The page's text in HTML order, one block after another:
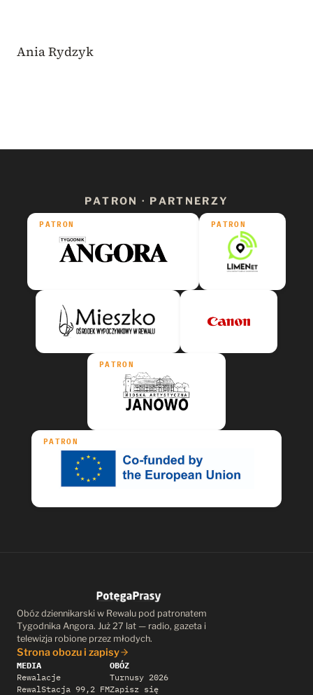
Ania Rydzyk
PATRON · PARTNERZY
PATRON PATRON
PATRON
PATRON
Obóz dziennikarski w Rewalu pod patronatem
Tygodnika Angora. Już 27 lat — radio, gazeta i
telewizja robione przez młodych.
Strona obozu i zapisy
MEDIA
Rewalacje
RewalStacja 99,2 FM
OBÓZ
Turnusy 2026
Zapisz się